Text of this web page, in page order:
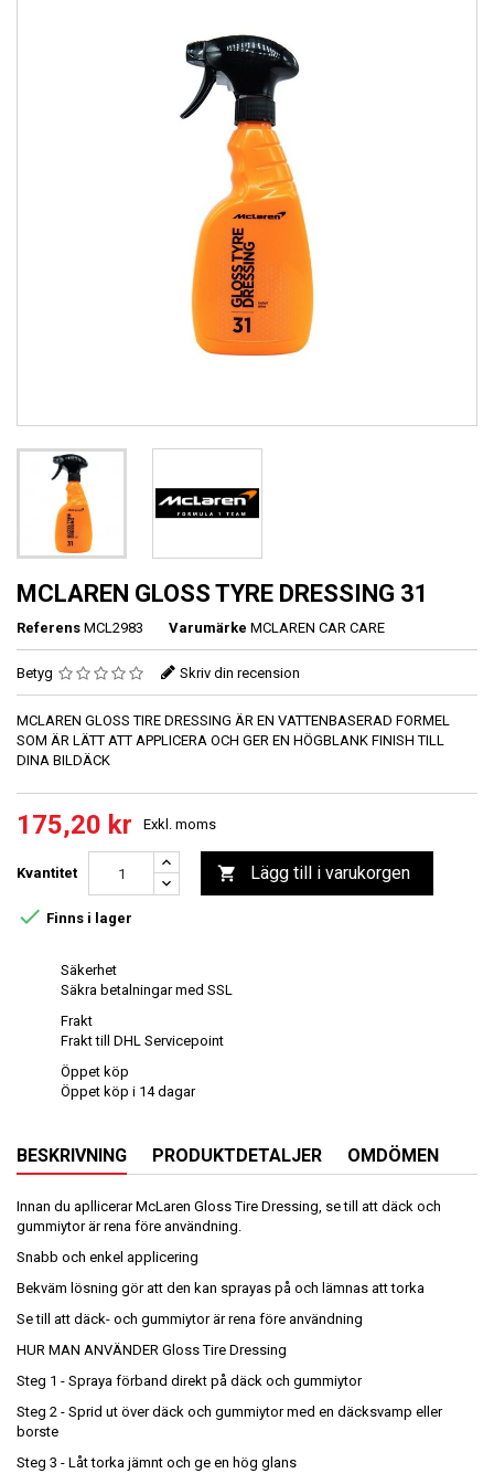
MCLAREN GLOSS TYRE DRESSING 31
Referens MCL2983 Varumärke MCLAREN CAR CARE
Betyg Skriv din recension
MCLAREN GLOSS TIRE DRESSING ÄR EN VATTENBASERAD FORMEL
SOM ÄR LÄTT ATT APPLICERA OCH GER EN HÖGBLANK FINISH TILL
DINA BILDÄCK
175,20 kr Exkl. moms
Kvantitet  Lägg till i varukorgen
 Finns i lager
Säkerhet
Säkra betalningar med SSL
Frakt
Frakt till DHL Servicepoint
Öppet köp
Öppet köp i 14 dagar
BESKRIVNING PRODUKTDETALJER OMDÖMEN
Innan du apllicerar McLaren Gloss Tire Dressing, se till att däck och
gummiytor är rena före användning.
Snabb och enkel applicering
Bekväm lösning gör att den kan sprayas på och lämnas att torka
Se till att däck- och gummiytor är rena före användning
HUR MAN ANVÄNDER Gloss Tire Dressing
Steg 1 - Spraya förband direkt på däck och gummiytor
Steg 2 - Sprid ut över däck och gummiytor med en däcksvamp eller
borste
Steg 3 - Låt torka jämnt och ge en hög glans